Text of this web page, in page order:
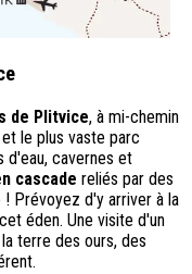
de Plitvice, à mi-chemin
le plus vaste parc
d'eau, cavernes et
cascade reliés par des
Prévoyez d'y arriver à la
éden. Une visite d'un
terre des ours, des